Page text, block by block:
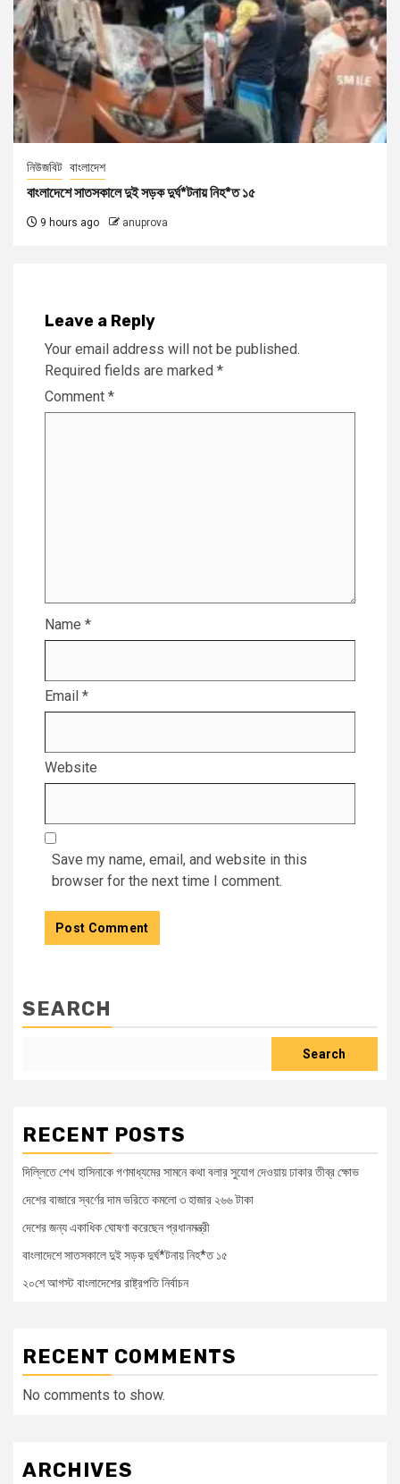
নিউজবিট বাংলাদেশ
বাংলাদেশে সাতসকালে দুই সড়ক দুর্ঘ*টনায় নিহ*ত ১৫
9 hours ago anuprova
Leave a Reply
Your email address will not be published.
Required fields are marked *
Comment *
Name *
Email *
Website
Save my name, email, and website in this
browser for the next time I comment.
SEARCH
Search
RECENT POSTS
দিল্লিতে শেখ হাসিনাকে গণমাধ্যমের সামনে কথা বলার সুযোগ দেওয়ায় ঢাকার তীব্র ক্ষোভ
দেশের বাজারে স্বর্ণের দাম ভরিতে কমলো ৩ হাজার ২৬৬ টাকা
দেশের জন্য একাধিক ঘোষণা করেছেন প্রধানমন্ত্রী
বাংলাদেশে সাতসকালে দুই সড়ক দুর্ঘ*টনায় নিহ*ত ১৫
২০শে আগস্ট বাংলাদেশের রাষ্ট্রপতি নির্বাচন
RECENT COMMENTS
No comments to show.
ARCHIVES